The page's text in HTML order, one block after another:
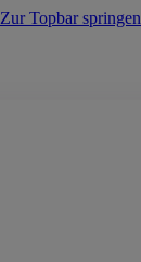
Zur Topbar springen